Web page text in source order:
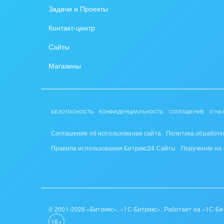
внедрения
Внедрение для медицины
Внедрение онлайн-
/ Интранета
Задачи и Проекты
Контакт-центр
Сайты
Магазины
БЕЗОПАСНОСТЬ КОНФИДЕНЦИАЛЬНОСТЬ СОГЛАШЕНИЕ О
Соглашение об использовании сайта
Политика
Правила использования Битрикс24.Сайты
Поручение на
© 2001-2026 «Битрикс», «1С-Битрикс». Работает на «1С-
16+